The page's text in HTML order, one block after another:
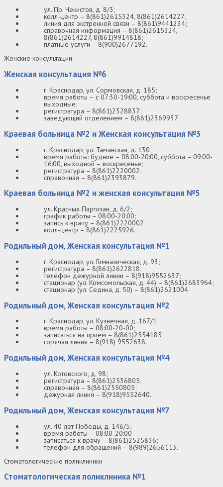
ул. Пр. Чекистов, д. 8/3;
колл-центр – 8(861)2615324, 8(861)2614227;
линия для экстренной связи – 8(861)9441234;
справочная информация – 8(861)2615324,
8(861)2614227, 8(861)9914818;
платные услуги – 8(900)2677192.
Женские консультации
Женская консультация №6
г. Краснодар, ул. Сормовская, д. 185;
время работы – с 07:30-19:00, суббота и воскресенье
выходные;
регистратура – 8(861)2328837;
заведующий отделением – 8(861)2369937.
Краевая больница №2 и Женская консультация №3
г. Краснодар, ул. Таманская, д. 130;
время работы: будние – 08:00-20:00, суббота – 09:00-
16:00, выходной – воскресенье;
регистратура – 8(861)2220002;
справочная – 8(861)2393879.
Краевая больница №2 и женская консультация №5
ул. Красных Партизан, д. 6/2;
график работы – 08:00-20:00;
запись к врачу – 8(861)2220002;
колл-центр – 8(861)2225926.
Родильный дом, Женская консультация №1
г. Краснодар, ул. Гимназическая, д. 93;
регистратура – 8(861)2622818;
телефон дежурной линии – 8(918)9552637;
стационар (ул. Комсомольская, д. 44) – 8(861)2683964;
стационар (ул. Седина, д. 50) – 8(861)2621004.
Родильный дом, Женская консультация №2
г. Краснодар, ул. Кузнечная, д. 167/1;
время работы – 08:00-20-00;
записаться на прием – 8(861)2554185;
горячая линия – 8(918) 9552638.
Родильный дом, Женская консультация №4
ул. Котовского, д. 98;
регистратура – 8(861)2536805;
справочная – 8(861)2550805;
дежурная линия – 8(918)9552640.
Родильный дом, Женская консультация №7
ул. 40 лет Победы, д. 146/5;
время работы – 08:00-20:00
записаться к врачу – 8(861)2525836;
телефон для обращений – 8(989)2656113.
Стоматологические поликлиники
Стоматологическая поликлиника №1